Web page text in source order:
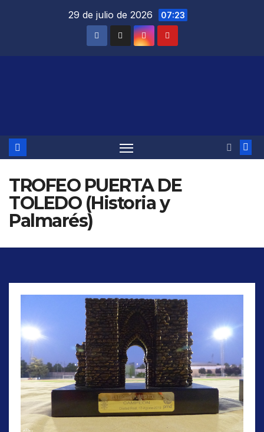
29 de julio de 2026 07:23
TROFEO PUERTA DE
TOLEDO (Historia y
Palmarés)